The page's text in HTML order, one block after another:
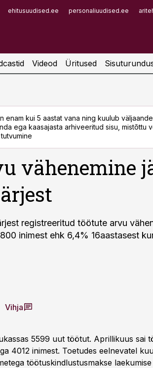
ehitusuudised.ee personaliuudised.ee
Videod Üritused
enam kui 5 aastat vana ning kuulub
ega kaasajasta arhiveeritud sisu, mistõttu
vähenemine
registreeritud töötute arvu
inimest ehk 6,4% 16aastasest
Vihja
5599 uut töötut. Aprillikuus sai
4012 inimest. Toetudes eelnevatel
töötuskindlustusmakse